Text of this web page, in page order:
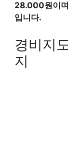
28.000원이
입니다.
경비지
지